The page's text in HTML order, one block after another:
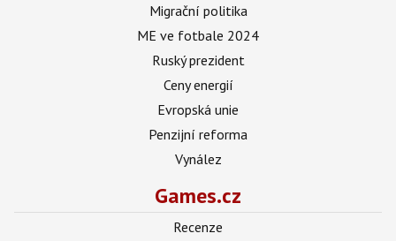
Migrační politika
ME ve fotbale 2024
Ruský prezident
Ceny energií
Evropská unie
Penzijní reforma
Vynález
Games.cz
Recenze